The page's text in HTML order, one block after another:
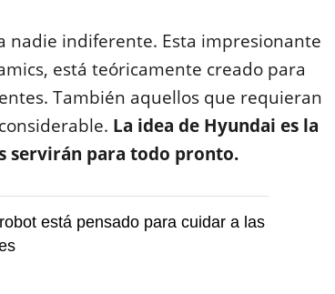
nadie indiferente. Esta impresionante
está teóricamente creado para
También aquellos que requieran
La idea de Hyundai es la
servirán para todo pronto.
está pensado para cuidar a las